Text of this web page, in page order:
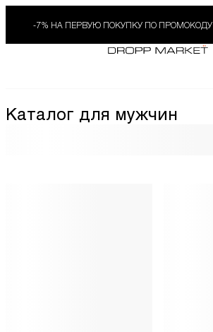
-7% НА ПЕРВУЮ ПОКУПКУ ПО ПРОМОКОДУ
Каталог для мужчин